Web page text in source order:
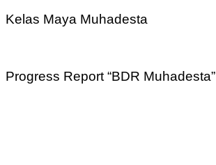
Kelas Maya Muhadesta
Progress Report “BDR Muhadesta”